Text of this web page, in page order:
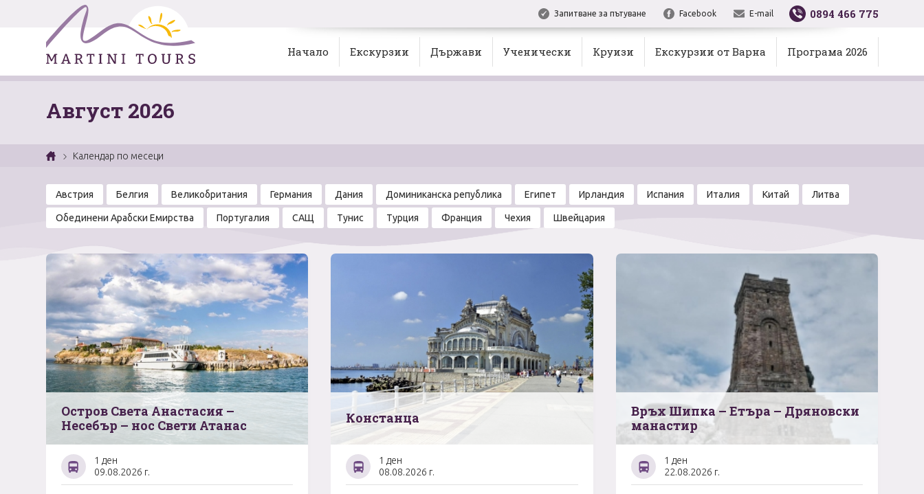
Запитване за пътуване Facebook E-mail 0894 466 775
Начало Екскурзии Държави Ученически Круизи Екскурзии от Варна Програма 2026
Август 2026
Календар по месеци
Австрия Белгия Великобритания Германия Дания Доминиканска република Египет Ирландия Испания Италия Китай Литва
Обединени Арабски Емирства Португалия САЩ Тунис Турция Франция Чехия Швейцария
Остров Света Анастасия –
Несебър – нос Свети Атанас
1 ден
09.08.2026 г.
Констанца
1 ден
08.08.2026 г.
Връх Шипка – Етъра – Дряновски
манастир
1 ден
22.08.2026 г.